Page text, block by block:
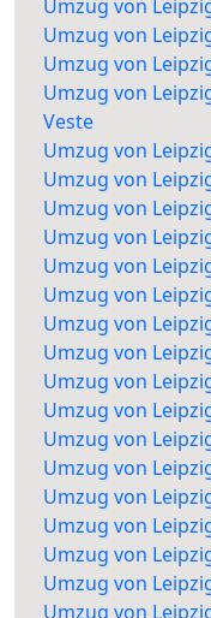
Umzug von
Umzug von
Umzug von
Umzug von
Veste
Umzug von
Umzug von
Umzug von
Umzug von
Umzug von
Umzug von
Umzug von
Umzug von
Umzug von
Umzug von
Umzug von
Umzug von
Umzug von
Umzug von
Umzug von
Umzug von
Umzug von